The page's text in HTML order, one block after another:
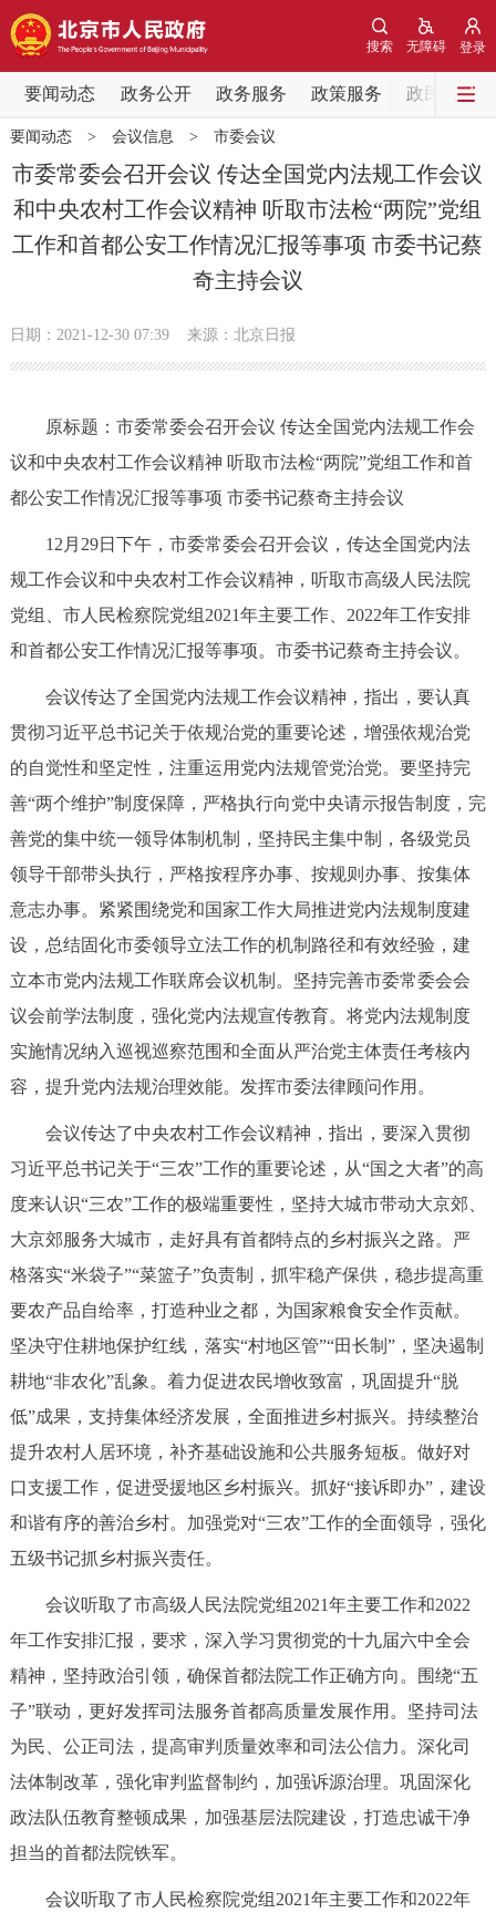
登录
无障碍
搜索
要闻动态 政务公开 政务服务 政策服务 政民互动
要闻动态
党中央精神 国务院信息
北京要闻 会议信息 部门动态
政务公开
政策兑现 政策解读 回应关切
政务服务
便民服务 利企服务 投资项目
中介服务 阳光政务
12345网上接诉即办 我要咨询 我要建议
参与调查 在线访谈 图说互动
北京概况 十六区概览 人文北京
绿色北京 图说北京 视频北京
多语种
ENGLISH 한국어 日本語
DEUTSCH FRANÇAIS РУССКИЙ ЯЗЫК
العربية
回到顶部
要闻动态> 会议信息 > 市委会议
市委常委会召开会议 传达全国党内法规工作会议
和中央农村工作会议精神 听取市法检“两院”党组
工作和首都公安工作情况汇报等事项 市委书记蔡
奇主持会议
日期：2021-12-30 07:39 来源：北京日报
原标题：市委常委会召开会议 传达全国党内法规工作会
议和中央农村工作会议精神 听取市法检“两院”党组工作和首
都公安工作情况汇报等事项 市委书记蔡奇主持会议
12月29日下午，市委常委会召开会议，传达全国党内法
规工作会议和中央农村工作会议精神，听取市高级人民法院
党组、市人民检察院党组2021年主要工作、2022年工作安排
和首都公安工作情况汇报等事项。市委书记蔡奇主持会议。
会议传达了全国党内法规工作会议精神，指出，要认真
贯彻习近平总书记关于依规治党的重要论述，增强依规治党
的自觉性和坚定性，注重运用党内法规管党治党。要坚持完
善“两个维护”制度保障，严格执行向党中央请示报告制度，完
善党的集中统一领导体制机制，坚持民主集中制，各级党员
领导干部带头执行，严格按程序办事、按规则办事、按集体
意志办事。紧紧围绕党和国家工作大局推进党内法规制度建
设，总结固化市委领导立法工作的机制路径和有效经验，建
立本市党内法规工作联席会议机制。坚持完善市委常委会会
议会前学法制度，强化党内法规宣传教育。将党内法规制度
实施情况纳入巡视巡察范围和全面从严治党主体责任考核内
容，提升党内法规治理效能。发挥市委法律顾问作用。
会议传达了中央农村工作会议精神，指出，要深入贯彻
习近平总书记关于“三农”工作的重要论述，从“国之大者”的高
度来认识“三农”工作的极端重要性，坚持大城市带动大京郊、
大京郊服务大城市，走好具有首都特点的乡村振兴之路。严
格落实“米袋子”“菜篮子”负责制，抓牢稳产保供，稳步提高重
要农产品自给率，打造种业之都，为国家粮食安全作贡献。
坚决守住耕地保护红线，落实“村地区管”“田长制”，坚决遏制
耕地“非农化”乱象。着力促进农民增收致富，巩固提升“脱
低”成果，支持集体经济发展，全面推进乡村振兴。持续整治
提升农村人居环境，补齐基础设施和公共服务短板。做好对
口支援工作，促进受援地区乡村振兴。抓好“接诉即办”，建设
和谐有序的善治乡村。加强党对“三农”工作的全面领导，强化
五级书记抓乡村振兴责任。
会议听取了市高级人民法院党组2021年主要工作和2022
年工作安排汇报，要求，深入学习贯彻党的十九届六中全会
精神，坚持政治引领，确保首都法院工作正确方向。围绕“五
子”联动，更好发挥司法服务首都高质量发展作用。坚持司法
为民、公正司法，提高审判质量效率和司法公信力。深化司
法体制改革，强化审判监督制约，加强诉源治理。巩固深化
政法队伍教育整顿成果，加强基层法院建设，打造忠诚干净
担当的首都法院铁军。
会议听取了市人民检察院党组2021年主要工作和2022年